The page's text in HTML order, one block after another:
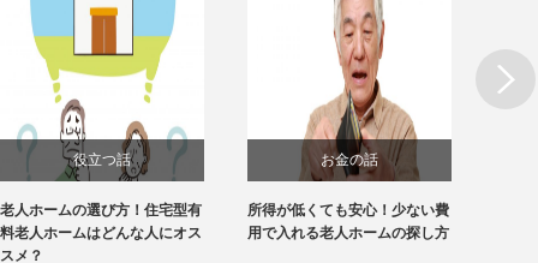
役立つ話
老人ホームの選び方！住宅型有
料老人ホームはどんな人にオス
スメ？
お金の話
所得が低くても安心！少ない費
用で入れる老人ホームの探し方